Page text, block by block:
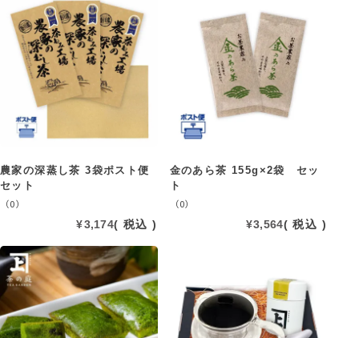
農家の深蒸し茶 3袋ポスト便
セット
（0）
¥3,174 税込
金のあら茶 155g×2袋 セッ
ト
（0）
¥3,564 税込